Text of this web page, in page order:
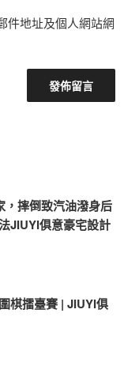
件地址及個人網站網
，摔倒致汽油潑身后
JIUYI俱意豪宅設計
棋擂臺賽 | JIUYI俱